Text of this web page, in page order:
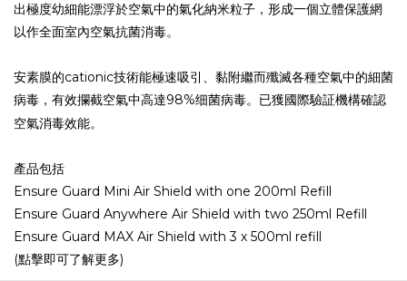
出極度幼細能漂浮於空氣中的氣化納米粒子，形成一個立體保護網
以作全面室內空氣抗菌消毒。
安素膜的cationic技術能極速吸引、黏附繼而殲滅各種空氣中的細菌
病毒，有效攔截空氣中高達98%细菌病毒。已獲國際驗証機構確認
空氣消毒效能。
產品包括
Ensure Guard Mini Air Shield with one 200ml Refill
Ensure Guard Anywhere Air Shield with two 250ml Refill
Ensure Guard MAX Air Shield with 3 x 500ml refill
(點擊即可了解更多)